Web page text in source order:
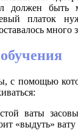
должен быть
платок
много
с помощью
ваты
«выдуть» вату